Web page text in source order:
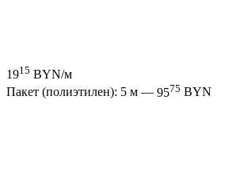
1915 BYN/м
Пакет (полиэтилен): 5 м — 9575 BYN